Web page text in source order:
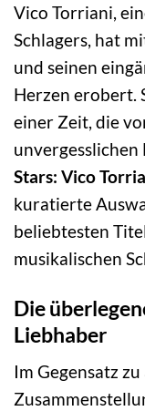
Vico Torriani,
Schlagers, hat
und seinen
Herzen erobert.
einer Zeit, die
unvergesslichen
Stars: Vico
kuratierte
beliebtesten
musikalischen
Die
Liebhaber
Im Gegensatz